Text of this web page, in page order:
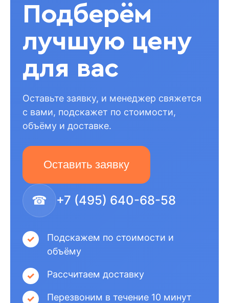
Подберём
лучшую цену
для вас
Оставьте заявку, и менеджер свяжется
с вами, подскажет по стоимости,
объёму и доставке.
Оставить заявку
☎ +7 (495) 640-68-58
Подскажем по стоимости и
объёму
Рассчитаем доставку
Перезвоним в течение 10 минут